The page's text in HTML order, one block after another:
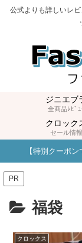
公式よりも詳しいレ
ジニエブ
全商品ﾚﾋﾞｭ
クロック
セール情報
【特別クーポ
PR
福袋
クロックス